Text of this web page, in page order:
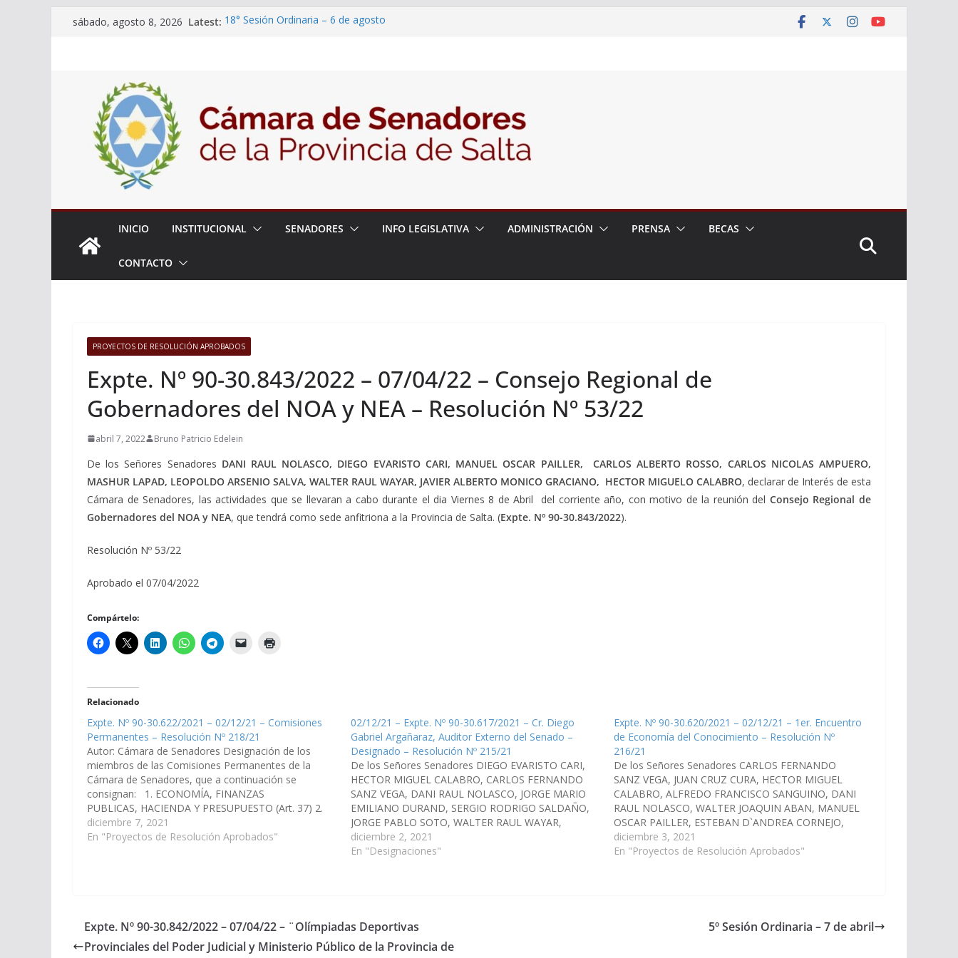
sábado, agosto 8, 2026 Latest: 18° Sesión Ordinaria – 6 de agosto
Expte. Nº 90-34.516/2026 – 06/08/26 – Créase el Ente Salteño
de Protección y Control Vegetal
INICIO INSTITUCIONAL SENADORES INFO LEGISLATIVA ADMINISTRACIÓN PRENSA BECAS
CONTACTO
PROYECTOS DE RESOLUCIÓN APROBADOS
Expte. Nº 90-30.843/2022 – 07/04/22 – Consejo Regional de
Gobernadores del NOA y NEA – Resolución Nº 53/22
abril 7, 2022 Bruno Patricio Edelein
De los Señores Senadores DANI RAUL NOLASCO, DIEGO EVARISTO CARI, MANUEL OSCAR PAILLER, CARLOS ALBERTO ROSSO, CARLOS NICOLAS AMPUERO,
MASHUR LAPAD, LEOPOLDO ARSENIO SALVA, WALTER RAUL WAYAR, JAVIER ALBERTO MONICO GRACIANO, HECTOR MIGUELO CALABRO, declarar de Interés de esta
Cámara de Senadores, las actividades que se llevaran a cabo durante el dia Viernes 8 de Abril del corriente año, con motivo de la reunión del Consejo Regional de
Gobernadores del NOA y NEA, que tendrá como sede anfitriona a la Provincia de Salta. (Expte. Nº 90-30.843/2022).
Resolución Nº 53/22
Aprobado el 07/04/2022
Compártelo:
Relacionado
Expte. Nº 90-30.622/2021 – 02/12/21 – Comisiones
Permanentes – Resolución Nº 218/21
Autor: Cámara de Senadores Designación de los
miembros de las Comisiones Permanentes de la
Cámara de Senadores, que a continuación se
consignan: 1. ECONOMÍA, FINANZAS
PUBLICAS, HACIENDA Y PRESUPUESTO (Art. 37) 2.
LEGISLACIÓN GENERAL, DEL TRABAJO Y RÉGIMEN
PREVISIONAL (Art. 38) Miércoles 10:00 Hs Miércoles
diciembre 7, 2021
En "Proyectos de Resolución Aprobados"
02/12/21 – Expte. Nº 90-30.617/2021 – Cr. Diego
Gabriel Argañaraz, Auditor Externo del Senado –
Designado – Resolución Nº 215/21
De los Señores Senadores DIEGO EVARISTO CARI,
HECTOR MIGUEL CALABRO, CARLOS FERNANDO
SANZ VEGA, DANI RAUL NOLASCO, JORGE MARIO
EMILIANO DURAND, SERGIO RODRIGO SALDAÑO,
JORGE PABLO SOTO, WALTER RAUL WAYAR,
CARLOS NICOLAS AMPUERO, LEOPOLDO ARSENIO
SALVA, JAVIER ALBERTO MONICO GRACIANO,
diciembre 2, 2021
En "Designaciones"
Expte. Nº 90-30.620/2021 – 02/12/21 – 1er. Encuentro
de Economía del Conocimiento – Resolución Nº
216/21
De los Señores Senadores CARLOS FERNANDO
SANZ VEGA, JUAN CRUZ CURA, HECTOR MIGUEL
CALABRO, ALFREDO FRANCISCO SANGUINO, DANI
RAUL NOLASCO, WALTER JOAQUIN ABAN, MANUEL
OSCAR PAILLER, ESTEBAN D`ANDREA CORNEJO,
SERGIO OMAR RAMOS, DIEGO EVARISTO CARI,
CARLOS ALBERTO ROSSO, JAVIER ALBERTO
diciembre 3, 2021
En "Proyectos de Resolución Aprobados"
Expte. Nº 90-30.842/2022 – 07/04/22 – ¨Olímpiadas Deportivas
Provinciales del Poder Judicial y Ministerio Público de la Provincia de
5º Sesión Ordinaria – 7 de abril